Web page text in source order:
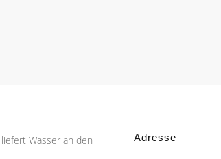
Wasser an den
Adresse